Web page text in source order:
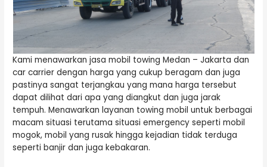
Kami menawarkan jasa mobil towing Medan – Jakarta dan
car carrier dengan harga yang cukup beragam dan juga
pastinya sangat terjangkau yang mana harga tersebut
dapat dilihat dari apa yang diangkut dan juga jarak
tempuh. Menawarkan layanan towing mobil untuk berbagai
macam situasi terutama situasi emergency seperti mobil
mogok, mobil yang rusak hingga kejadian tidak terduga
seperti banjir dan juga kebakaran.